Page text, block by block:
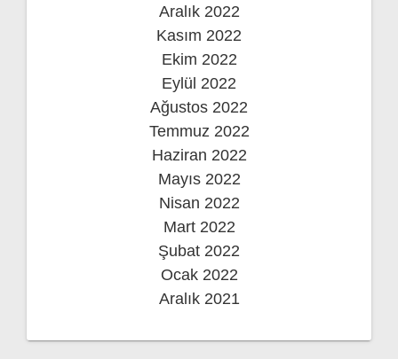
Aralık 2022
Kasım 2022
Ekim 2022
Eylül 2022
Ağustos 2022
Temmuz 2022
Haziran 2022
Mayıs 2022
Nisan 2022
Mart 2022
Şubat 2022
Ocak 2022
Aralık 2021